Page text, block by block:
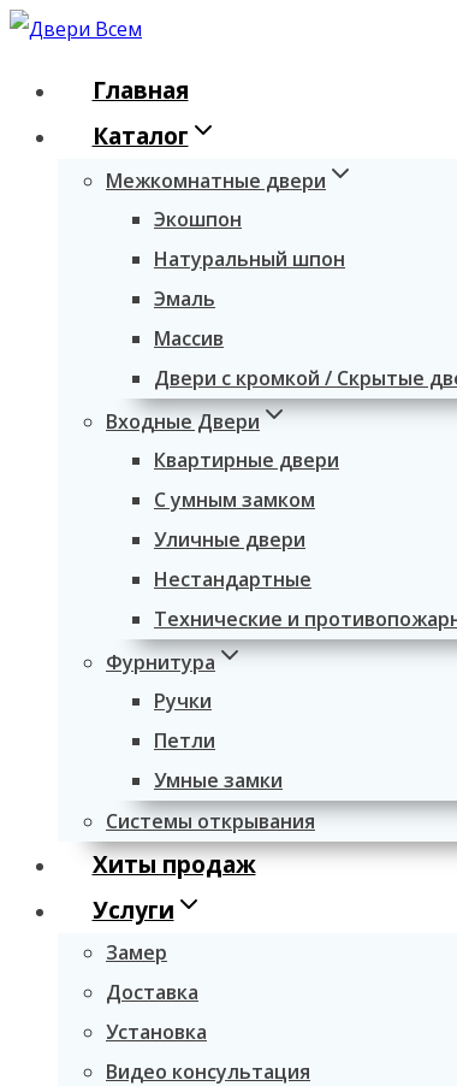
Перейти
содержимомуГлавная
Каталог
Межкомнатные двери
Экошпон
Натуральный шпон
Эмаль
Массив
Двери с кромкой / Скрытые
Входные Двери
Квартирные двери
С умным замком
Уличные двери
Нестандартные
Технические и
Фурнитура
Ручки
Петли
Умные замки
Системы открывания
Хиты продаж
Услуги
Замер
Доставка
Установка
Видео консультация